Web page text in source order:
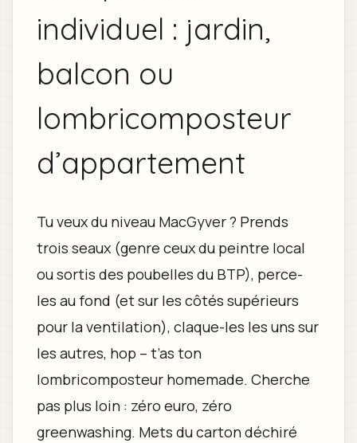
individuel : jardin,
balcon ou
lombricomposteur
d’appartement
Tu veux du niveau MacGyver ? Prends
trois seaux (genre ceux du peintre local
ou sortis des poubelles du BTP), perce-
les au fond (et sur les côtés supérieurs
pour la ventilation), claque-les les uns sur
les autres, hop – t’as ton
lombricomposteur homemade. Cherche
pas plus loin : zéro euro, zéro
greenwashing. Mets du carton déchiré